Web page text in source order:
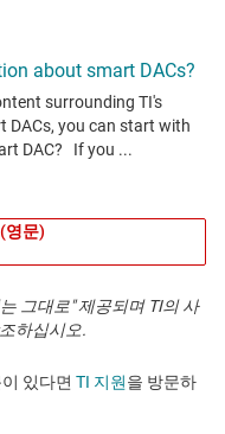
영문)
그대로" 제공되며 TI의 사
하십시오.
있다면 TI 지원을 방문하